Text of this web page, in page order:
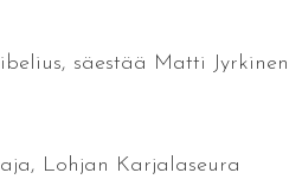
säestää Matti Jyrkinen
Lohjan Karjalaseura